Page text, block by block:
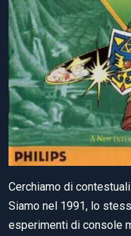
Cerchiamo di
Siamo nel 1991, lo
esperimenti di console